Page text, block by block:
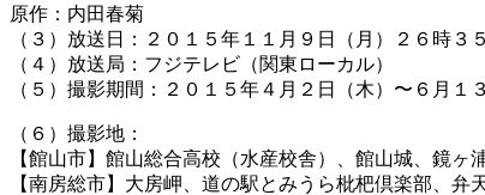
原作：内田春菊
（３）放送日：２０１５年１１月９日（月）２６時３
（４）放送局：フジテレビ（関東ローカル）
（５）撮影期間：２０１５年４月２日（木）〜６月１
（６）撮影地：
【館山市】館山総合高校（水産校舎）、館山城、鏡ヶ
【南房総市】大房岬、道の駅とみうら枇杷倶楽部、弁